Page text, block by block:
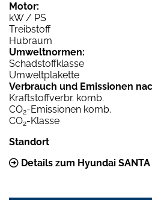
Motor:
kW / PS
Treibstoff
Hubraum
Umweltnormen:
Schadstoffklasse
Umweltplakette
Verbrauch und Emissionen
Kraftstoffverbr. komb.
CO2-Emissionen komb.
CO2-Klasse
Standort
Details zum Hyundai